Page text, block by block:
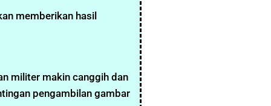
memberikan hasil
militer makin canggih dan
pengambilan gambar